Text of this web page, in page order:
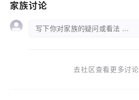
家族讨论
写下你对家族的疑问或看法 ...
去社区查看更多讨论